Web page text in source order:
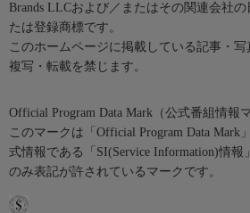
Brands LLCおよび／またはその関連会社
たは登録商標です。
このホームページに掲載している記事・
複写・転載を禁じます。
Official Program Data Mark（公式番組情報
このマークは「Official Program Data Mark
式情報である「SI(Service Information)情
のみ表記が許されているマークです。